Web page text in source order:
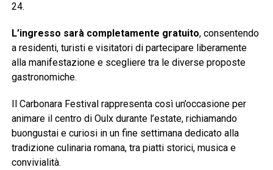
24.
L’ingresso sarà completamente gratuito, consentendo
a residenti, turisti e visitatori di partecipare liberamente
alla manifestazione e scegliere tra le diverse proposte
gastronomiche.
Il Carbonara Festival rappresenta così un’occasione per
animare il centro di Oulx durante l’estate, richiamando
buongustai e curiosi in un fine settimana dedicato alla
tradizione culinaria romana, tra piatti storici, musica e
convivialità.